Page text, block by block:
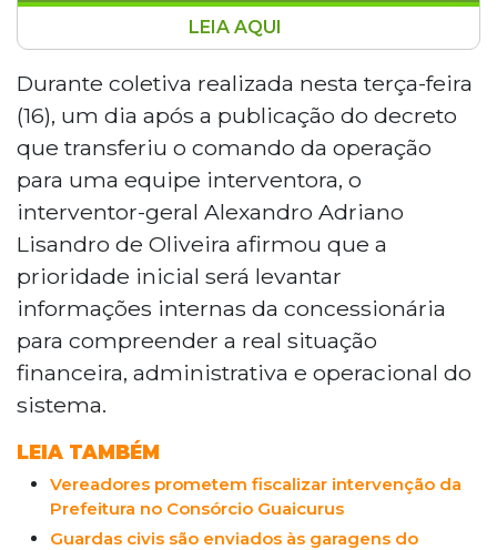
A Prefeitura de Campo Grande decretou
intervenção no Consórcio Guaicurus,
responsável pelo transporte coletivo urbano,
com prazo inicial de 180 dias. O interventor-
geral Alexandro de Oliveira afirmou que, em
um primeiro momento, não haverá mudanças
imediatas para os usuários, sendo o foco a
realização de um diagnóstico financeiro e
operacional da concessão. A prefeita Adriane
problemas estruturais e garantir melhorias
reais no sistema.
LEIA AQUI
Durante coletiva realizada nesta terça-feira
(16), um dia após a publicação do decreto
que transferiu o comando da operação
para uma equipe interventora, o
interventor-geral Alexandro Adriano
Lisandro de Oliveira afirmou que a
prioridade inicial será levantar
informações internas da concessionária
para compreender a real situação
financeira, administrativa e operacional do
sistema.
LEIA TAMBÉM
Vereadores prometem fiscalizar intervenção da
Prefeitura no Consórcio Guaicurus
Guardas civis são enviados às garagens do